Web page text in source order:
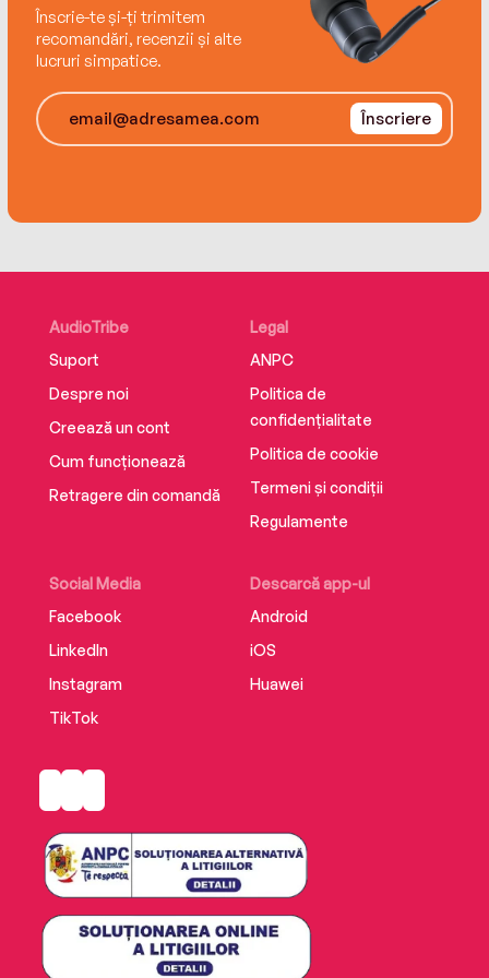
Înscrie-te și-ți trimitem
recomandări, recenzii și alte
lucruri simpatice.
Înscriere
AudioTribe
Suport
Despre noi
Creează un cont
Cum funcționează
Retragere din comandă
Social Media
Facebook
LinkedIn
Instagram
TikTok
Descarcă app-ul
Android
iOS
Huawei
Legal
ANPC
Politica de
confidențialitate
Politica de cookie
Termeni și condiții
Regulamente